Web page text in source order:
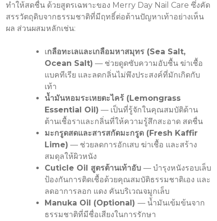
ทำให้สดชื่น ด้วยสูตรเฉพาะของ Merry Day Nail Care ซึ่งคัด
สรรวัตถุดิบจากธรรมชาติที่มีฤทธิ์ต่อต้านปัญหาเท้าอย่างเห็น
ผล ส่วนผสมหลักเช่น:
เกลือทะเลและเกลือมหาสมุทร (Sea Salt,
Ocean Salt) — ช่วยดูดซับความอับชื้น ฆ่าเชื้อ
แบคทีเรีย และลดกลิ่นไม่พึงประสงค์ที่มักเกิดกับ
เท้า
น้ำมันหอมระเหยตะไคร้ (Lemongrass
Essential Oil) — เป็นที่รู้จักในคุณสมบัติด้าน
ต้านเชื้อราและกลิ่นที่ให้ความรู้สึกสะอาด สดชื่น
มะกรูดสดและสารสกัดมะกรูด (Fresh Kaffir
Lime) — ช่วยลดการอักเสบ ฆ่าเชื้อ และสร้าง
สมดุลให้ผิวหนัง
Cuticle Oil สูตรต้านเท้าอับ — บำรุงหนังรอบเล็บ
ป้องกันการติดเชื้อด้วยคุณสมบัติธรรมชาติเอง และ
ลดอาการลอก แดง คันบริเวณจมูกเล็บ
Manuka Oil (Optional) — น้ำมันเข้มข้นจาก
ธรรมชาติที่มีชื่อเสียงในการรักษา